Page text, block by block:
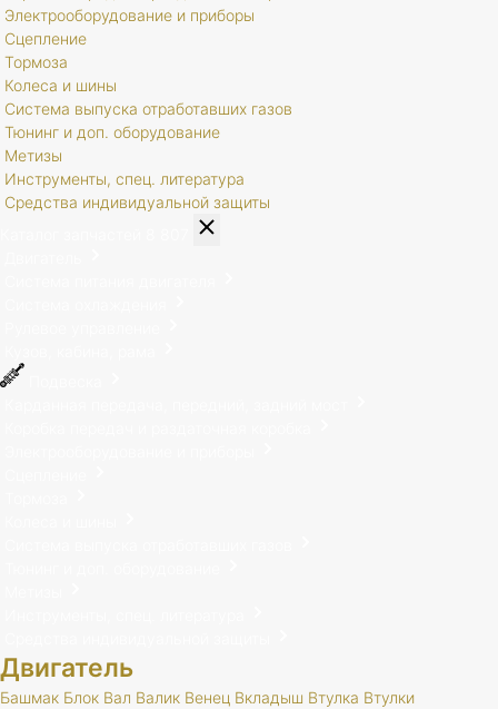
Электрооборудование и приборы
Сцепление
Тормоза
Колеса и шины
Система выпуска отработавших газов
Тюнинг и доп. оборудование
Метизы
Инструменты, спец. литература
Средства индивидуальной защиты
Двигатель
Башмак Блок Вал Валик Венец Вкладыш Втулка Втулки